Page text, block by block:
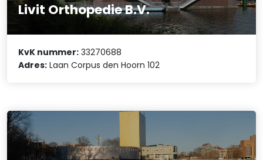
Livit Orthopedie B.V.
KvK nummer: 33270688
Adres: Laan Corpus den Hoorn 102